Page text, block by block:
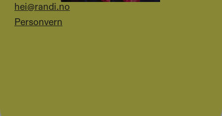
hei@randi.no
Personvern